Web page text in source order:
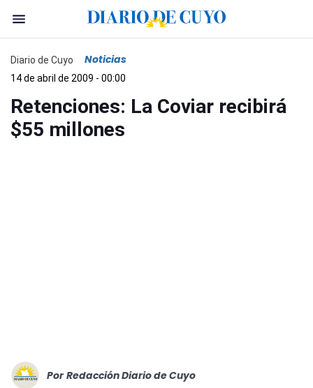
Diario de Cuyo Noticias
14 de abril de 2009 - 00:00
Retenciones: La Coviar recibirá
$55 millones
Por Redacción Diario de Cuyo